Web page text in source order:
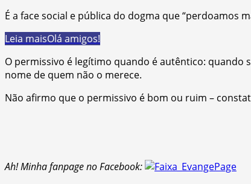
É a face social e pública do dogma que “perdoamos
Leia maisOlá amigos!
O permissivo é legítimo quando é autêntico:
nome de quem não o merece.
Não afirmo que o permissivo é bom ou ruim –
Ah! Minha fanpage no Facebook: